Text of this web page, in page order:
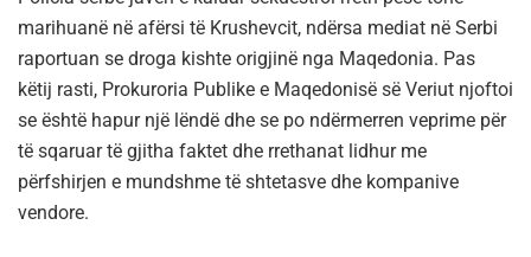
marihuanë në afërsi të Krushevcit, ndërsa mediat në Serbi
raportuan se droga kishte origjinë nga Maqedonia. Pas
këtij rasti, Prokuroria Publike e Maqedonisë së Veriut njoftoi
se është hapur një lëndë dhe se po ndërmerren veprime për
të sqaruar të gjitha faktet dhe rrethanat lidhur me
përfshirjen e mundshme të shtetasve dhe kompanive
vendore.